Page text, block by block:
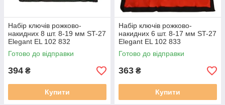
Набір ключів рожково-
накидних 8 шт. 8-19 мм ST-27
Elegant EL 102 832
Готово до відправки
394 ₴
Купити
Набір ключів рожково-
накидних 6 шт. 8-17 мм ST-27
Elegant EL 102 833
Готово до відправки
363 ₴
Купити